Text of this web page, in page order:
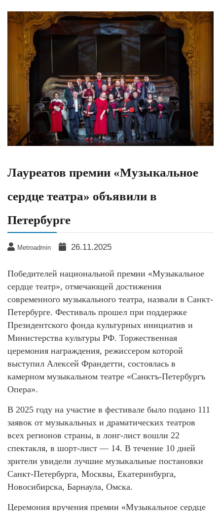
Лауреатов премии «Музыкальное
сердце театра» объявили в
Петербурге
Metroadmin 26.11.2025
Победителей национальной премии «Музыкальное
сердце театр», отмечающей достижения
современного музыкального театра, назвали в Санкт-
Петербурге. Фестиваль прошел при поддержке
Президентского фонда культурных инициатив и
Министерства культуры РФ. Торжественная
церемония награждения, режиссером которой
выступил Алексей Франдетти, состоялась в
камерном музыкальном театре «Санктъ-Петербургъ
Опера».
В 2025 году на участие в фестивале было подано 111
заявок от музыкальных и драматических театров
всех регионов страны, в лонг-лист вошли 22
спектакля, в шорт-лист — 14. В течение 10 дней
зрители увидели лучшие музыкальные постановки
Санкт-Петербурга, Москвы, Екатеринбурга,
Новосибирска, Барнаула, Омска.
Церемония вручения премии «Музыкальное сердце